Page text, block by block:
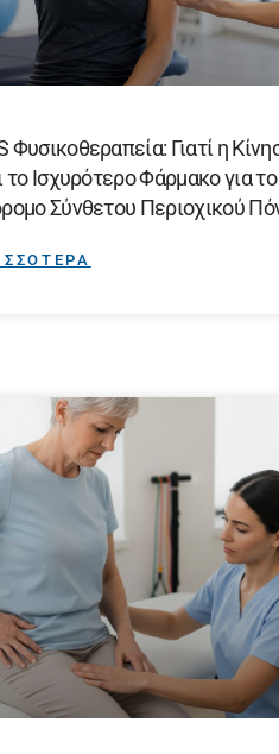
Φυσικοθεραπεία: Γιατί η
το Ισχυρότερο Φάρμακο για το
Σύνθετου Περιοχικού